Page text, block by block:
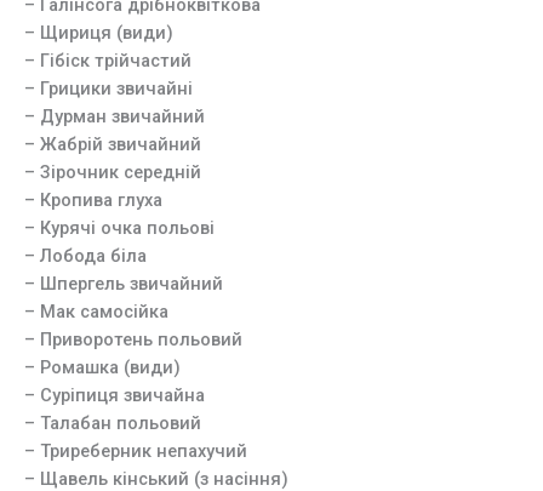
– Галінсога дрібноквіткова
– Щириця (види)
– Гібіск трійчастий
– Грицики звичайні
– Дурман звичайний
– Жабрій звичайний
– Зірочник середній
– Кропива глуха
– Курячі очка польові
– Лобода біла
– Шпергель звичайний
– Мак самосійка
– Приворотень польовий
– Ромашка (види)
– Суріпиця звичайна
– Талабан польовий
– Триреберник непахучий
– Щавель кінський (з насіння)